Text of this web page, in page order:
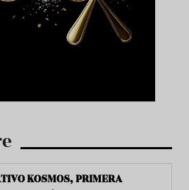
KOSMOS, PRIMERA